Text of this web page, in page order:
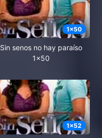
1x50
Sin senos no hay paraíso
1x50
1x52